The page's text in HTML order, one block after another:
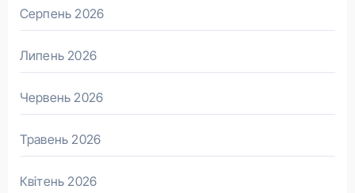
Серпень 2026
Липень 2026
Червень 2026
Травень 2026
Квітень 2026